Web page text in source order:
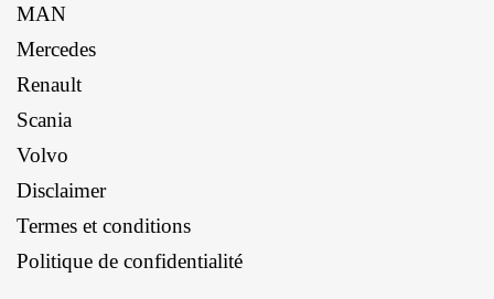
MAN
Mercedes
Renault
Scania
Volvo
Disclaimer
Termes et conditions
Politique de confidentialité